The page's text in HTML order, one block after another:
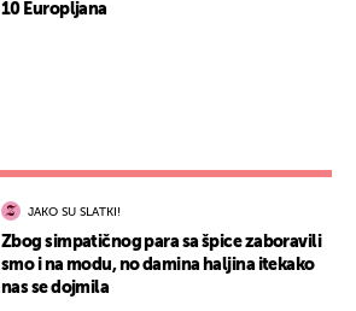
10 Europljana
JAKO SU SLATKI!
Zbog simpatičnog para sa špice zaboravili
smo i na modu, no damina haljina itekako
nas se dojmila